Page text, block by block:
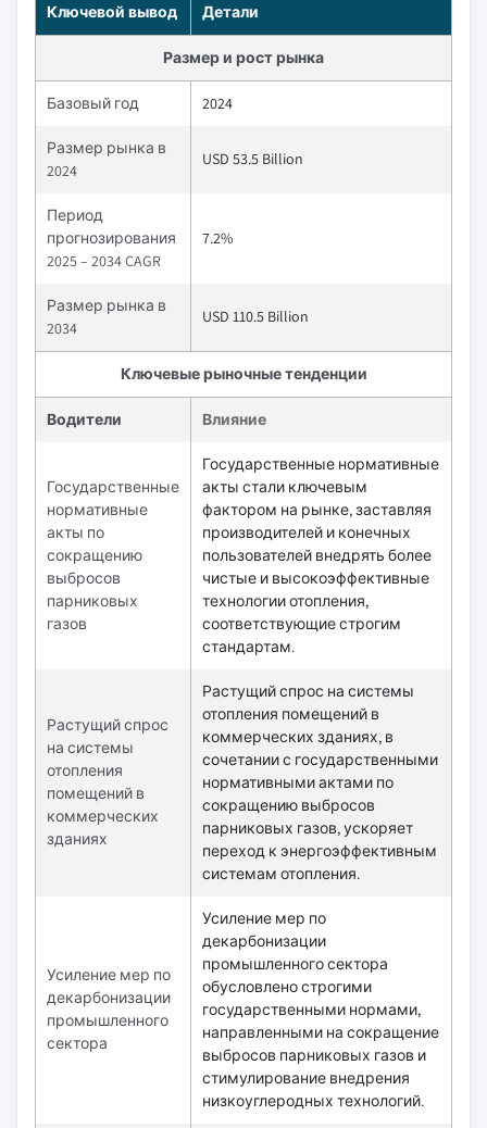
Ключевой вывод Детали
Размер и рост рынка
Базовый год 2024
Размер рынка в
2024
USD 53.5 Billion
Период
прогнозирования
2025 – 2034 CAGR
7.2%
Размер рынка в
2034
USD 110.5 Billion
Ключевые рыночные тенденции
Водители Влияние
Государственные
нормативные
акты по
сокращению
выбросов
парниковых
газов
Государственные нормативные
акты стали ключевым
фактором на рынке, заставляя
производителей и конечных
пользователей внедрять более
чистые и высокоэффективные
технологии отопления,
соответствующие строгим
стандартам.
Растущий спрос
на системы
отопления
помещений в
коммерческих
зданиях
Растущий спрос на системы
отопления помещений в
коммерческих зданиях, в
сочетании с государственными
нормативными актами по
сокращению выбросов
парниковых газов, ускоряет
переход к энергоэффективным
системам отопления.
Усиление мер по
декарбонизации
промышленного
сектора
Усиление мер по
декарбонизации
промышленного сектора
обусловлено строгими
государственными нормами,
направленными на сокращение
выбросов парниковых газов и
стимулирование внедрения
низкоуглеродных технологий.